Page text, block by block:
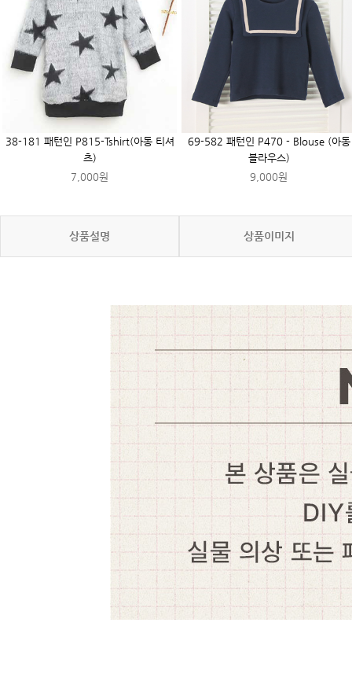
38-181 패턴인 P815-Tshirt(아동 티셔
츠)
7,000원
69-582 패턴인 P470 - Blouse (아동
블라우스)
9,000원
상품설명 상품이미지